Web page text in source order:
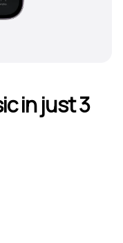
in just 3